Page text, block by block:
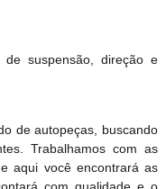
suspensão, direção e
de autopeças, buscando
Trabalhamos com as
aqui você encontrará as